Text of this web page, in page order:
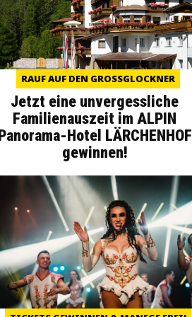
RAUF AUF DEN GROSSGLOCKNER
Jetzt eine unvergessliche
Familienauszeit im ALPIN
Panorama-Hotel LÄRCHENHOF
gewinnen!